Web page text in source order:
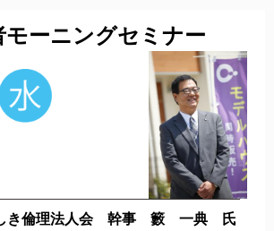
モーニングセミナー
き倫理法人会 幹事 籔 一典 氏